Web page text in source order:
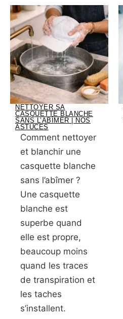
NETTOYER SA
CASQUETTE BLANCHE
SANS L’ABÎMER | NOS
ASTUCES
Comment nettoyer
et blanchir une
casquette blanche
sans l’abîmer ?
Une casquette
blanche est
superbe quand
elle est propre,
beaucoup moins
quand les traces
de transpiration et
les taches
s’installent.